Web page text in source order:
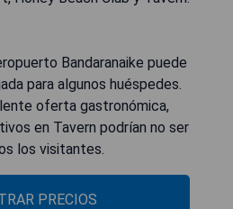
Bandaranaike puede
para algunos huéspedes.
oferta gastronómica,
en Tavern podrían no ser
los visitantes.
PRECIOS